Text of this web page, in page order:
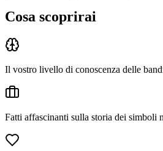
Cosa scoprirai
Il vostro livello di conoscenza delle
Fatti affascinanti sulla storia dei simboli